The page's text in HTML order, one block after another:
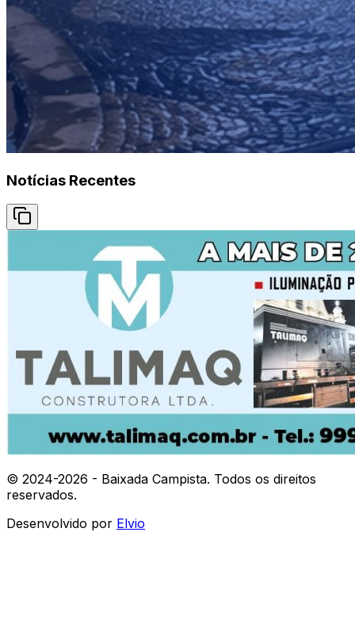
Notícias Recentes
© 2024-2026 - Baixada Campista. Todos os direitos
reservados.
Desenvolvido por Elvio